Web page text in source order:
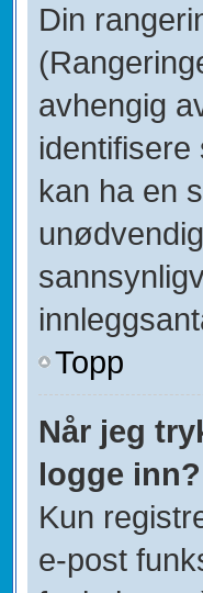
Din
avhengig
kan ha en
Topp
Når jeg
logge inn?
Kun
e-post